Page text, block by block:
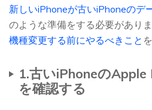
新しいiPhoneが古いiPhoneのデ
のような準備をする必要があり
機種変更する前にやるべきこと
1.古いiPhoneの
を確認する